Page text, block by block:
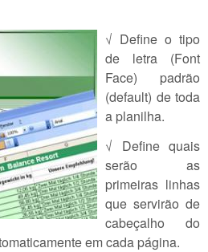
√ Define o tipo
de letra (Font
Face) padrão
(default) de toda
a planilha.
√ Define quais
serão as
primeiras linhas
que servirão de
cabeçalho do
em cada página.